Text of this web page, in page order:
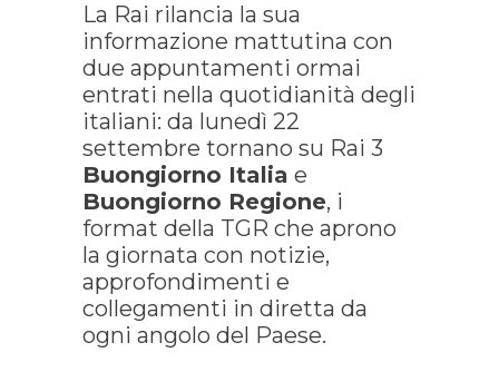
La Rai rilancia la sua
informazione mattutina con
due appuntamenti ormai
entrati nella quotidianità degli
italiani: da lunedì 22
settembre tornano su Rai 3
Buongiorno Italia e
Buongiorno Regione, i
format della TGR che aprono
la giornata con notizie,
approfondimenti e
collegamenti in diretta da
ogni angolo del Paese.